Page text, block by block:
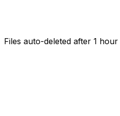
Files auto-deleted after 1 hour